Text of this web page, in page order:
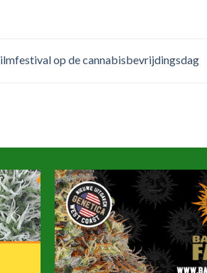
op de cannabisbevrijdingsdag